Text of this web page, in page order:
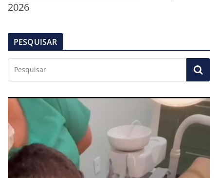
2026
PESQUISAR